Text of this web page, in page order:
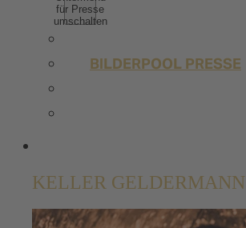
für Presse
umschalten
BILDERPOOL PRESSE
KELLER GELDERMANN